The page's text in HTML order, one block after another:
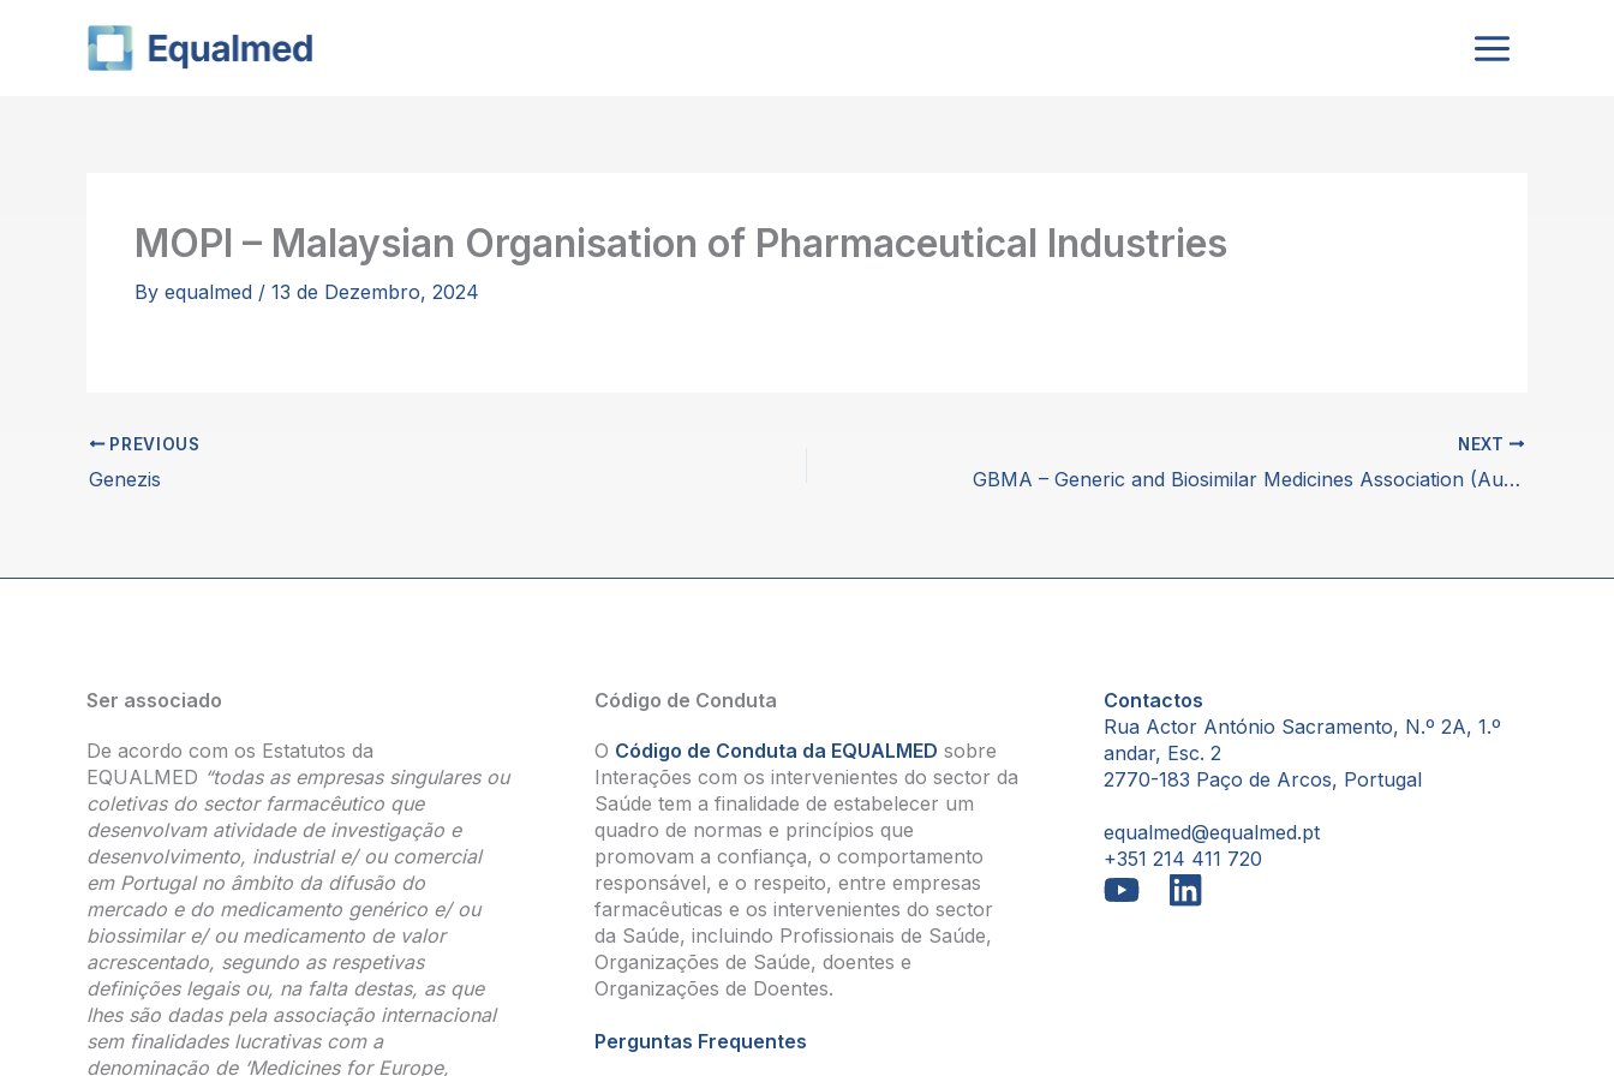
MOPI – Malaysian Organisation of Pharmaceutical Industries
By equalmed / 13 de Dezembro, 2024
PREVIOUS
Genezis
NEXT
GBMA – Generic and Biosimilar Medicines Association (Australia)
Ser associado
De acordo com os Estatutos da
EQUALMED “todas as empresas singulares ou
coletivas do sector farmacêutico que
desenvolvam atividade de investigação e
desenvolvimento, industrial e/ ou comercial
em Portugal no âmbito da difusão do
mercado e do medicamento genérico e/ ou
biossimilar e/ ou medicamento de valor
acrescentado, segundo as respetivas
definições legais ou, na falta destas, as que
lhes são dadas pela associação internacional
sem finalidades lucrativas com a
denominação de ‘Medicines for Europe,
Código de Conduta
O Código de Conduta da EQUALMED sobre
Interações com os intervenientes do sector da
Saúde tem a finalidade de estabelecer um
quadro de normas e princípios que
promovam a confiança, o comportamento
responsável, e o respeito, entre empresas
farmacêuticas e os intervenientes do sector
da Saúde, incluindo Profissionais de Saúde,
Organizações de Saúde, doentes e
Organizações de Doentes.
Perguntas Frequentes
Contactos
Rua Actor António Sacramento, N.º 2A, 1.º
andar, Esc. 2
2770-183 Paço de Arcos, Portugal
equalmed@equalmed.pt
+351 214 411 720